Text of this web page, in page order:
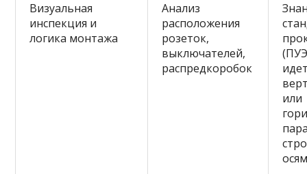
Визуальная
инспекция и
логика монтажа
Анализ
расположения
розеток,
выключателей,
распредкоробок
или